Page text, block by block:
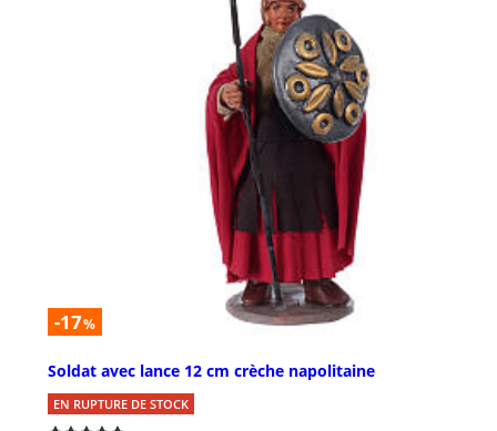
-17%
Soldat avec lance 12 cm crèche napolitaine
EN RUPTURE DE STOCK